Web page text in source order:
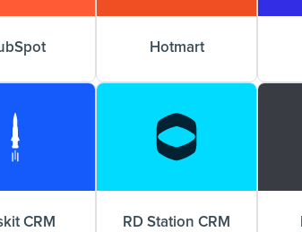
Hotmart
CRM RD Station CRM